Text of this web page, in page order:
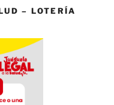
– LOTERÍA